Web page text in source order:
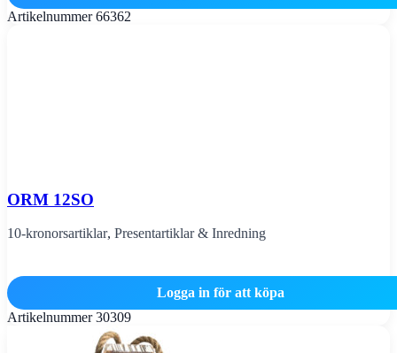
Artikelnummer66362
ORM 12SO
10-kronorsartiklar, Presentartiklar & Inredning
Logga in för att köpa
Artikelnummer30309